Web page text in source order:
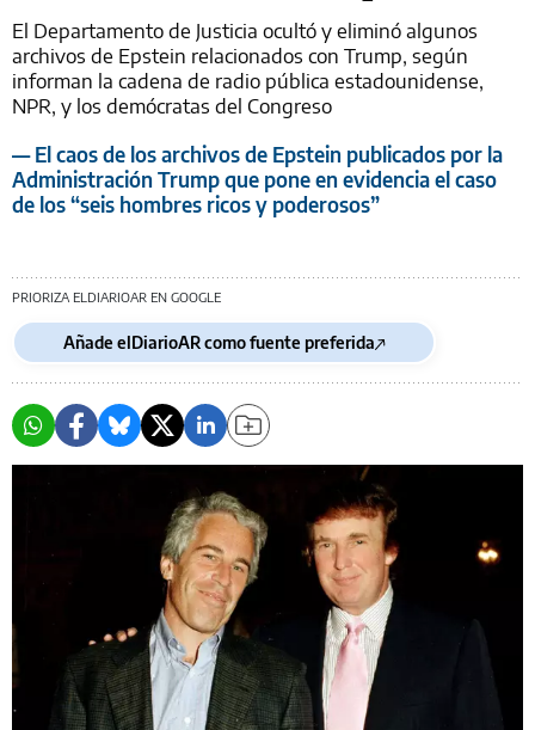
El Departamento de Justicia ocultó y eliminó algunos
archivos de Epstein relacionados con Trump, según
informan la cadena de radio pública estadounidense,
NPR, y los demócratas del Congreso
— El caos de los archivos de Epstein publicados por la
Administración Trump que pone en evidencia el caso
de los “seis hombres ricos y poderosos”
PRIORIZA ELDIARIOAR EN GOOGLE
Añade elDiarioAR como fuente preferida